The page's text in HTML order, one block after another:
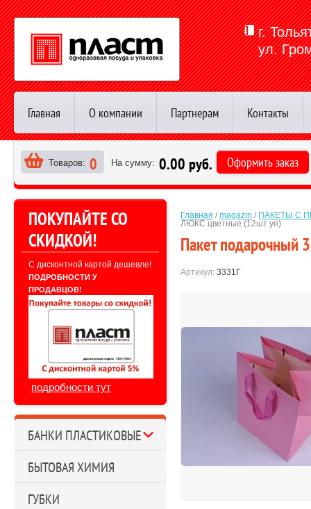
г.
ул.
Главная О компании Партнерам Контакты
Товаров: 0 На сумму: 0.00 руб. Оформить заказ
ПОКУПАЙТЕ СО
СКИДКОЙ!
С дисконтной картой дешевле!
ПОДРОБНОСТИ У
ПРОДАВЦОВ!
подробности тут
БАНКИ ПЛАСТИКОВЫЕ
БЫТОВАЯ ХИМИЯ
ГУБКИ
>
Главная / magazin / ПАКЕТЫ С
ЛЮКС цветные (12шт уп)
Пакет подарочный
Артикул: 3331Г